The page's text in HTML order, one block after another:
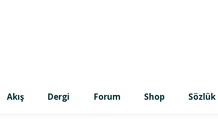
Akış Dergi Forum Shop Sözlük